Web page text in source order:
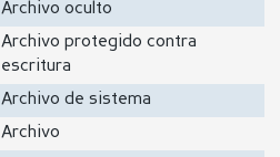
Archivo oculto
Archivo protegido contra
escritura
Archivo de sistema
Archivo